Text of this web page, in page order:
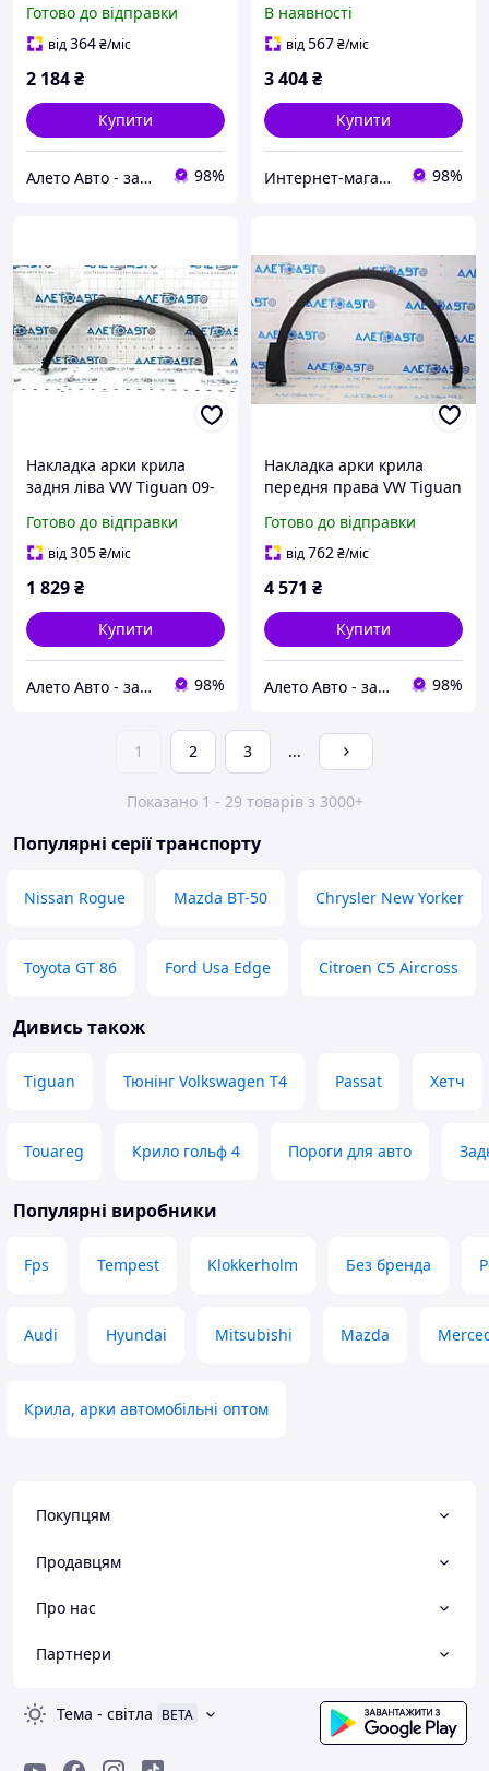
злам кріп 5N0854731B9B9
Готово до відправки
від364₴/міс
2 184₴
Купити
Алето Авто - запчастини на авто зі США 98%
В наявності
від567₴/міс
3 404₴
Купити
Интернет-магазин автозапчастей ВсеАвто 98%
Накладка арки крила
задня ліва VW Tiguan 09-
притиснута
5N0854819C9B9
Готово до відправки
від305₴/міс
1 829₴
Купити
Алето Авто - запчастини на авто зі США 98%
Накладка арки крила
передня права VW Tiguan
OEM 5NN854732A9B9
Готово до відправки
від762₴/міс
4 571 ₴
Купити
Алето Авто - запчастини на авто зі США 98%
1 2 3 ...
Показано 1 - 29 товарів з 3000+
Популярні серії транспорту
Nissan Rogue Mazda BT-50 Chrysler New Yorker
Toyota GT 86 Ford Usa Edge Citroen C5 Aircross
Дивись також
Tiguan Тюнінг Volkswagen T4 Passat Хетч
Touareg Крило гольф 4 Пороги для авто
Популярні виробники
Fps Tempest Klokkerholm Без бренда
Audi Hyundai Mitsubishi Mazda
Крила, арки автомобільні оптом
Покупцям
Продавцям
Про нас
Партнери
Тема - світла BETA